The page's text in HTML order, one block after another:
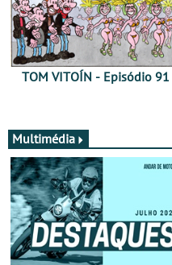
TOM VITOÍN - Episódio 91
Multimédia